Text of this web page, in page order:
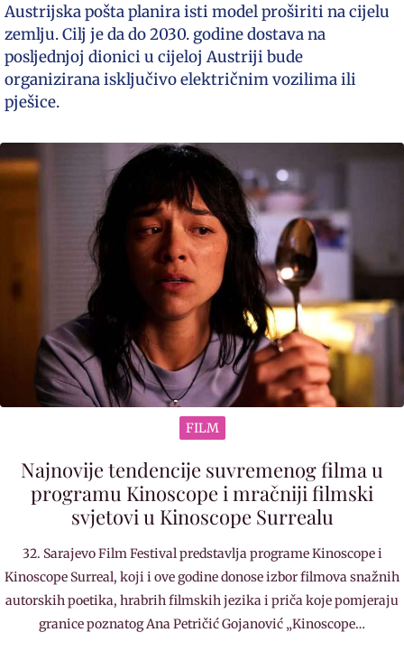
Austrijska pošta planira isti model proširiti na cijelu
zemlju. Cilj je da do 2030. godine dostava na
posljednjoj dionici u cijeloj Austriji bude
organizirana isključivo električnim vozilima ili
pješice.
FILM
Najnovije tendencije suvremenog filma u
programu Kinoscope i mračniji filmski
svjetovi u Kinoscope Surrealu
32. Sarajevo Film Festival predstavlja programe Kinoscope i
Kinoscope Surreal, koji i ove godine donose izbor filmova snažnih
autorskih poetika, hrabrih filmskih jezika i priča koje pomjeraju
granice poznatog Ana Petričić Gojanović „Kinoscope…